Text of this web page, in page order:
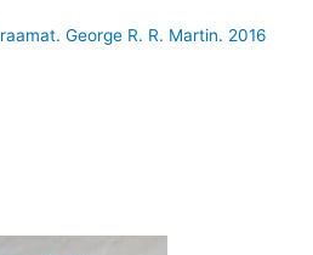
George R. R. Martin. 2016